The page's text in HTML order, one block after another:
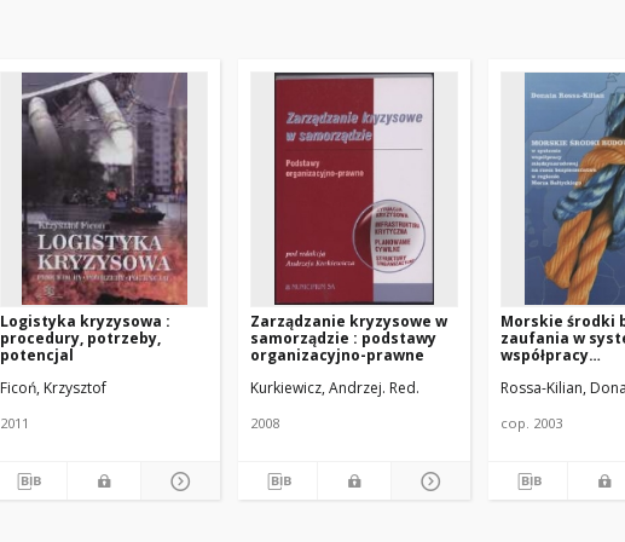
Logistyka kryzysowa :
procedury, potrzeby,
potencjal
Ficoń, Krzysztof
2011
Zarządzanie kryzysowe w
samorządzie : podstawy
organizacyjno-prawne
Kurkiewicz, Andrzej. Red.
2008
Morskie środki
zaufania w
współpracy
Bałtyckiego
Rossa-Kilian,
cop. 2003